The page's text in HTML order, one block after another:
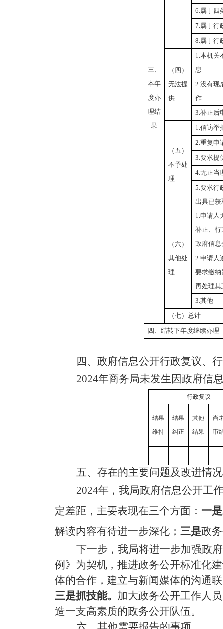
三、
本年
度办
理结
果
6.属于四
7.属于行
8.属于行
（四）
无法提
供
1.本机关
息
2.没有现
作
3.补正后
（五）
不予处
理
1.信访举
2.重复申
3.要求提
4.无正当
5.要求行
出具已获
（六）
其他处
理
1.申请人
补正、行
政府信息
2.申请人
要求缴纳
再处理其
3.其他
（七）总计
四、结转下年度继续办理
四、政府信息公开行政复议、
2024年商务局未发生因政府信
行政复议
结果
维持
结果
纠正
其他
结果
尚
审
五、存在的主要问题及改进情况
2024年，我局政府信息公开工
定差距，主要表现在三个方面： 一是
解读内容有待进一步深化； 三是政
下一步，我局将进一步加强政
例》为契机，推进政务公开标准化
体的合作，建立与新闻媒体的沟通
三是抓技能。 加大政务公开工作人
造一支高素质的政务公开队伍。
六、其他需要报告的事项